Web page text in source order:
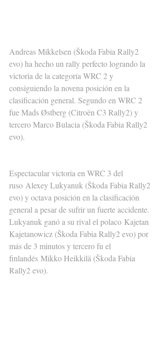
Andreas Mikkelsen (Škoda Fabia Rally2
evo) ha hecho un rally perfecto logrando la
victoria de la categoría WRC 2 y
consiguiendo la novena posición en la
clasificación general. Segundo en WRC 2
fue Mads Østberg (Citroën C3 Rally2) y
tercero Marco Bulacia (Škoda Fabia Rally2
evo).
Espectacular victoria en WRC 3 del
ruso Alexey Lukyanuk (Škoda Fabia Rally2
evo) y octava posición en la clasificación
general a pesar de sufrir un fuerte accidente.
Lukyanuk ganó a su rival el polaco Kajetan
Kajetanowicz (Škoda Fabia Rally2 evo) por
más de 3 minutos y tercero fu el
finlandés Mikko Heikkilä (Škoda Fabia
Rally2 evo).